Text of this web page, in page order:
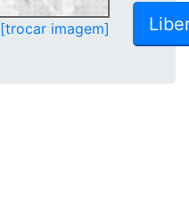
[trocar imagem]